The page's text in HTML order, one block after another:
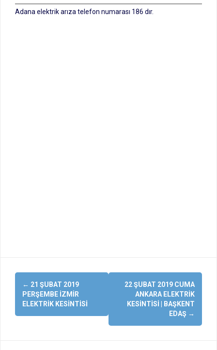
Adana elektrik arıza telefon numarası 186 dır.
Yazı
dolaşımı
← 21 ŞUBAT 2019
PERŞEMBE İZMIR
ELEKTRIK KESINTISI
22 ŞUBAT 2019 CUMA
ANKARA ELEKTRIK
KESINTISI | BAŞKENT
EDAŞ →